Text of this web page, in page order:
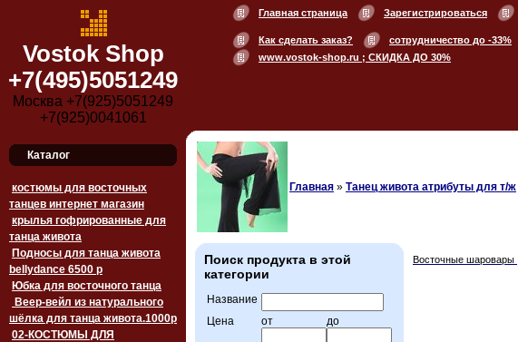
Vostok Shop
+7(495)5051249
Москва +7(925)5051249
+7(925)0041061
Главная страница Зарегистрироваться
Как сделать заказ? сотрудничество до -33%
www.vostok-shop.ru ; СКИДКА ДО 30%
Каталог
костюмы для восточных
танцев интернет магазин
крылья гофрированные для
танца живота
Подносы для танца живота
bellydance 6500 p
Юбка для восточного танца
Веер-вейл из натурального
шёлка для танца живота.1000p
02-КОСТЮМЫ ДЛЯ
Главная » Танец живота атрибуты для т/ж
Поиск продукта в этой
категории
Название
Цена
от до
Восточные шаровары